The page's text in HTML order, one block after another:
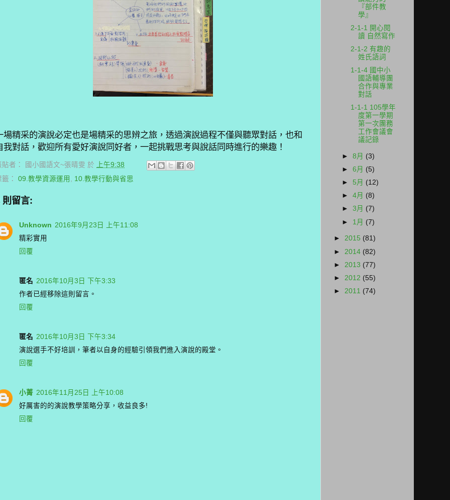
場精采的演說必定也是場精采的思辨之旅，透過演說過程不僅與聽眾對話，也和
我對話，歡迎所有愛好演說同好者，一起挑戰思考與說話同時進行的樂趣！
貼者： 國小國語文~張晴雯 於
上午9:38
籤： 09.教學資源運用 10.教學行動與省思
則留言:
Unknown 2016年9月23日 上午11:08
精彩實用
回覆
匿名 2016年10月3日 下午3:33
作者已經移除這則留言。
回覆
匿名 2016年10月3日 下午3:34
演說選手不好培訓，筆者以自身的經驗引領我們進入演說的殿堂。
回覆
小菁 2016年11月25日 上午10:08
好厲害的的演說教學策略分享，收益良多!
回覆
『部件教
學』
2-1-1 開心閱
讀 自然寫作
2-1-2 有趣的
姓氏語詞
1-1-4 國中小
國語輔導團
合作與專業
對話
1-1-1 105學年
度第一學期
第一次團務
工作會議會
議記錄
►8月 (3)
►6月 (5)
► 5月 (12)
►4月 (8)
►3月 (7)
► 1月 (7)
► 2015 (81)
► 2014 (82)
► 2013 (77)
► 2012 (55)
► 2011 (74)